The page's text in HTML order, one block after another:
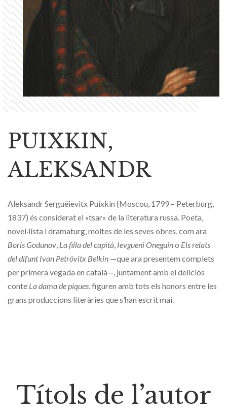
PUIXKIN,
ALEKSANDR
Aleksandr Serguéievitx Puixkin (Moscou, 1799 – Peterburg,
1837) és considerat el «tsar» de la literatura russa. Poeta,
novel·lista i dramaturg, moltes de les seves obres, com ara
Borís Godunov La filla del capità Ievgueni Oneguino Els relats
del difunt Ivan Petróvitx Belkin —que ara presentem complets
per primera vegada en català—, juntament amb el deliciós
conte La dama de piques , figuren amb tots els honors entre les
grans produccions literàries que s’han escrit mai.
Títols de l’autor